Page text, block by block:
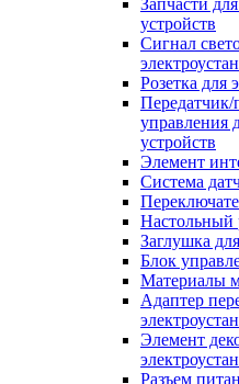
Запчасти
устройств
Сигнал
Розетка для
Передатчик/
управления
устройств
Элемент
Система
Настольный
Заглушка
Блок
Материалы
Адаптер
Элемент
Разъем